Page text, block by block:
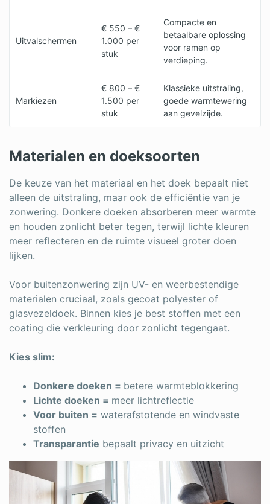
Uitvalschermen
€ 550 – €
1.000 per
stuk
Compacte en
betaalbare oplossing
voor ramen op
verdieping.
Markiezen
€ 800 – €
1.500 per
stuk
Klassieke uitstraling,
goede warmtewering
aan gevelzijde.
Materialen en doeksoorten
De keuze van het materiaal en het doek bepaalt niet
alleen de uitstraling, maar ook de efficiëntie van je
zonwering. Donkere doeken absorberen meer warmte
en houden zonlicht beter tegen, terwijl lichte kleuren
meer reflecteren en de ruimte visueel groter doen
lijken.
Voor buitenzonwering zijn UV- en weerbestendige
materialen cruciaal, zoals gecoat polyester of
glasvezeldoek. Binnen kies je best stoffen met een
coating die verkleuring door zonlicht tegengaat.
Kies slim:
Donkere doeken = betere warmteblokkering
Lichte doeken = meer lichtreflectie
Voor buiten = waterafstotende en windvaste
stoffen
Transparantie bepaalt privacy en uitzicht